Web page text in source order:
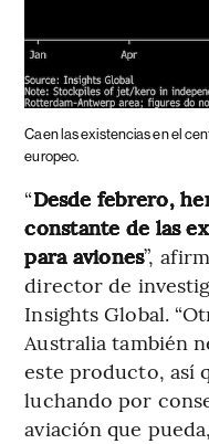
Caen las existencias en el
europeo.
“Desde febrero,
constante de las
para aviones”,
director de
Insights Global.
Australia también
este producto, así
luchando por
aviación que